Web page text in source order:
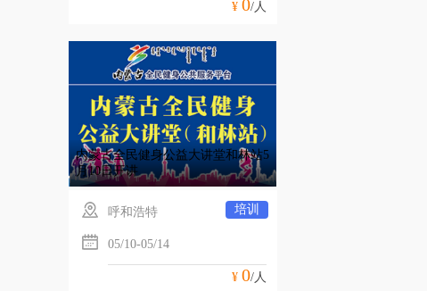
¥ 0/人
内蒙古全民健身公益大讲堂和林站5
月10日开讲
呼和浩特 培训
05/10-05/14
¥ 0/人